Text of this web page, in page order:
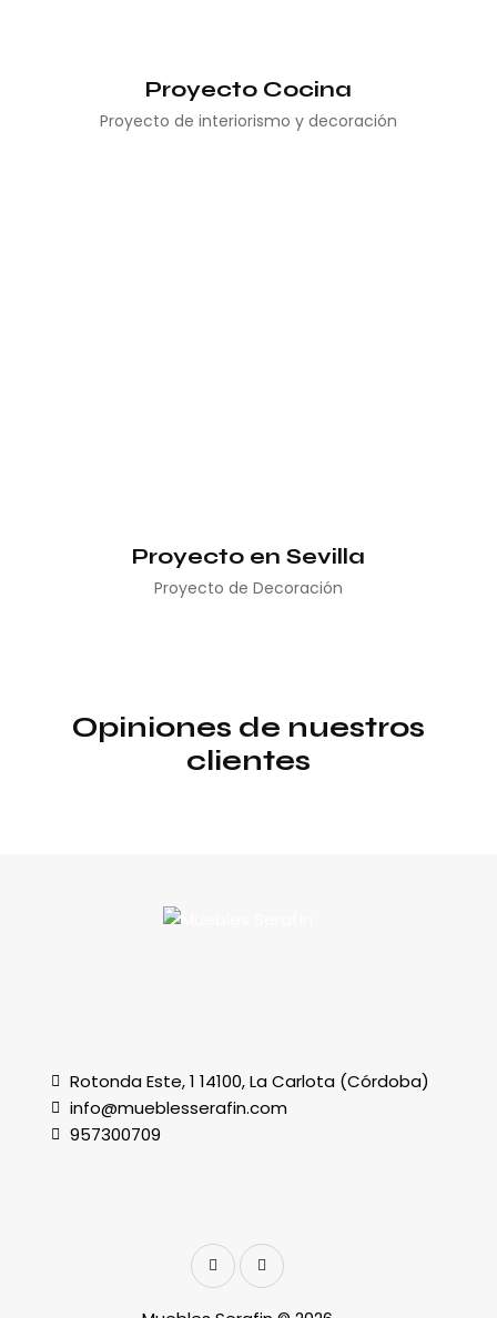
Proyecto Cocina
Proyecto de interiorismo y decoración
Proyecto en Sevilla
Proyecto de Decoración
Opiniones de nuestros
clientes
Rotonda Este, 1 14100, La Carlota (Córdoba)
info@mueblesserafin.com
957300709